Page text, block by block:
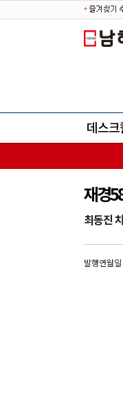
데스크
재경
최동진
발행연월